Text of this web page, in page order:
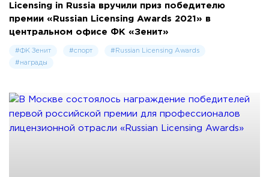
Licensing in Russia вручили приз победителю
премии «Russian Licensing Awards 2021» в
центральном офисе ФК «Зенит»
#ФК Зенит #спорт
#Russian Licensing Awards
#награды